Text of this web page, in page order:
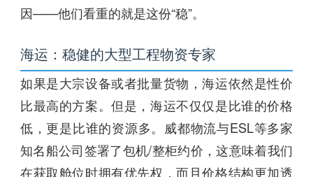
因——他们看重的就是这份“稳”。
海运：稳健的大型工程物资专家
如果是大宗设备或者批量货物，海运依然是性价
比最高的方案。但是，海运不仅仅是比谁的价格
低，更是比谁的资源多。威都物流与ESL等多家
知名船公司签署了包机/整柜约价，这意味着我们
在获取舱位时拥有优先权，而且价格结构更加透